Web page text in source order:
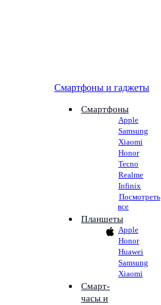
Смартфоны и гаджеты
Смартфоны
Apple
Samsung
Xiaomi
Honor
Tecno
Realme
Infinix
Посмотреть
все
Планшеты
Apple
Honor
Huawei
Samsung
Xiaomi
Смарт-
часы и